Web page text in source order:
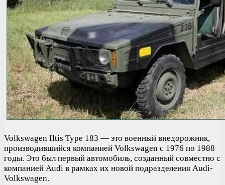
Volkswagen Iltis Type 183 — это военный внедорожник,
производившийся компанией Volkswagen с 1976 по 1988
годы. Это был первый автомобиль, созданный совместно с
компанией Audi в рамках их новой подразделения Audi-
Volkswagen.